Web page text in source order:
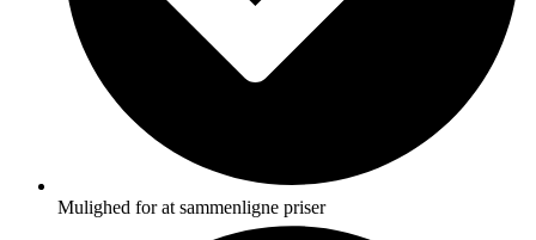
Mulighed for at sammenligne priser